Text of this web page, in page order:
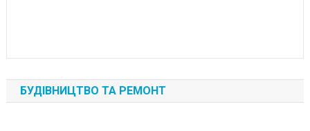
БУДІВНИЦТВО ТА РЕМОНТ